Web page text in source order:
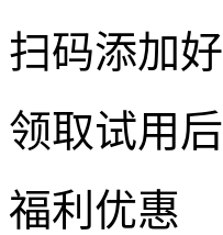
扫码添加
领取试用
福利优惠